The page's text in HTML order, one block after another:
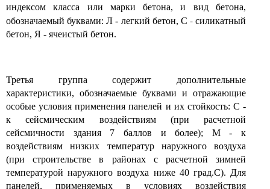
индексом класса или марки бетона, и вид бетона,
обозначаемый буквами: Л - легкий бетон, С - силикатный
бетон, Я - ячеистый бетон.
Третья группа содержит дополнительные
характеристики, обозначаемые буквами и отражающие
особые условия применения панелей и их стойкость: С -
к сейсмическим воздействиям (при расчетной
сейсмичности здания 7 баллов и более); М - к
воздействиям низких температур наружного воздуха
(при строительстве в районах с расчетной зимней
температурой наружного воздуха ниже 40 град.С). Для
панелей, применяемых в условиях воздействия